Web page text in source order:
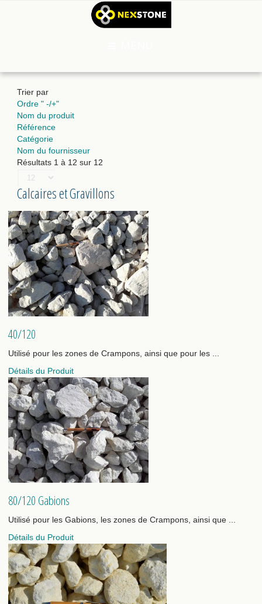
Trier par
Ordre " -/+"
Nom du produit
Référence
Catégorie
Nom du fournisseur
Résultats 1 à 12 sur 12
Calcaires et Gravillons
40/120
Utilisé pour les zones de Crampons, ainsi que pour les ...
Détails du Produit
80/120 Gabions
Utilisé pour les Gabions, les zones de Crampons, ainsi que ...
Détails du Produit